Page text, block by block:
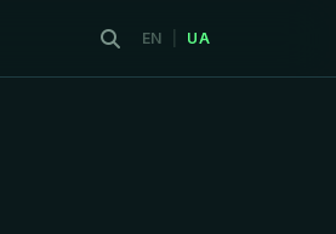
EN UA